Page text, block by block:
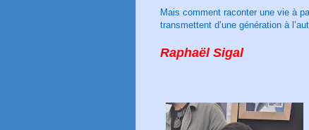
Mais comment raconter une vie à
transmettent d’une génération à
Raphaël Sigal